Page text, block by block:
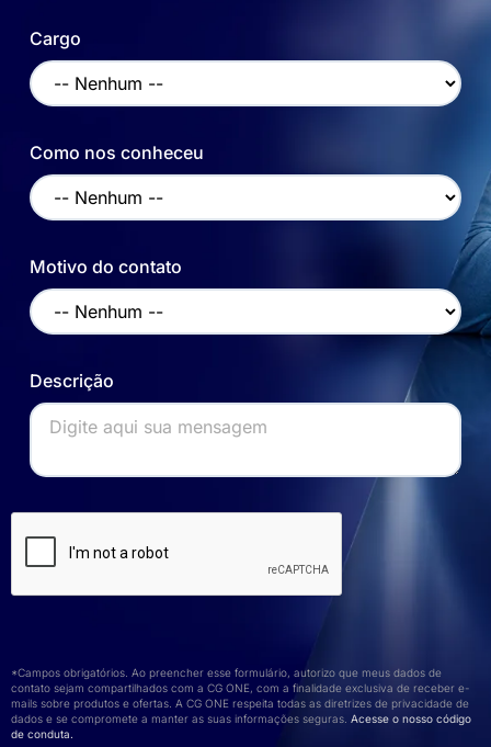
Cargo
Como nos conheceu
Motivo do contato
Descrição
*Campos obrigatórios. Ao preencher esse formulário, autorizo que meus dados de
contato sejam compartilhados com a CG ONE, com a finalidade exclusiva de receber e-
mails sobre produtos e ofertas. A CG ONE respeita todas as diretrizes de privacidade de
dados e se compromete a manter as suas informações seguras. Acesse o nosso código
de conduta.